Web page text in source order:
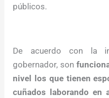
públicos.
De acuerdo con la
gobernador, son
nivel los que tienen
cuñados laborando en